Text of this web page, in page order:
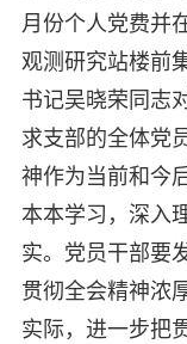
月份个人党费并
观测研究站楼前
书记吴晓荣同志
求支部的全体党
神作为当前和今
本本学习，深入
实。党员干部要
贯彻全会精神浓
实际，进一步把